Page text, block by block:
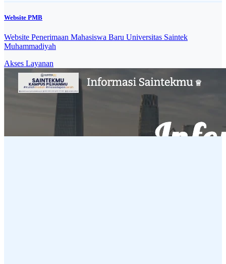
Website PMB
Website Penerimaan Mahasiswa Baru Universitas Saintek
Muhammadiyah
Akses Layanan